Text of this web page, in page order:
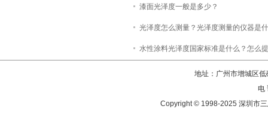
漆面光泽度一般是多少？
光泽度怎么测量？光泽度测量的仪器是
水性涂料光泽度国家标准是什么？怎么
地址：广州市增城区
电
Copyright © 1998-2025 深圳市